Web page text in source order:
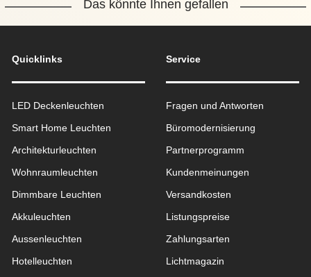
Das könnte Ihnen gefallen
Quicklinks
LED Deckenleuchten
Smart Home Leuchten
Architekturleuchten
Wohnraum­leuchten
Dimmbare Leuchten
Akkuleuchten
Aussen­leuchten
Hotelleuchten
Service
Fragen und Antworten
Büromodernisierung
Partnerprogramm
Kundenmeinungen
Versandkosten
Listungspreise
Zahlungsarten
Lichtmagazin